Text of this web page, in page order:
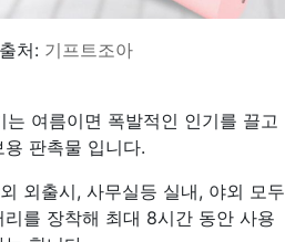
처: 기프트조아
여름이면 폭발적인 인기를 끌고
용 판촉물 입니다.
외출시, 사무실등 실내, 야외 모두
를 장착해 최대 8시간 동안 사용